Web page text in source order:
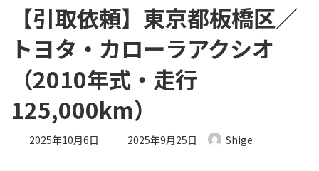
【引取依頼】東京都板橋区／
トヨタ・カローラアクシオ
（2010年式・走行
125,000km）
2025年10月6日 最終更新日時 :
2025年9月25日 Shige